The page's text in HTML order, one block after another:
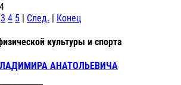
3 4 5 | След. | Конец
культуры и спорта
АНАТОЛЬЕВИЧА